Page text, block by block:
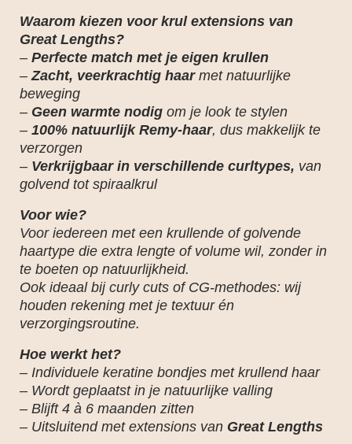
Waarom kiezen voor krul extensions van
Great Lengths?
– Perfecte match met je eigen krullen
–Zacht, veerkrachtig haarmet natuurlijke
beweging
– Geen warmte nodig om je look te stylen
– 100% natuurlijk Remy-haar, dus makkelijk te
verzorgen
– Verkrijgbaar in verschillende curltypes, van
golvend tot spiraalkrul
Voor wie?
Voor iedereen met een krullende of golvende
haartype die extra lengte of volume wil, zonder in
te boeten op natuurlijkheid.
Ook ideaal bij curly cuts of CG-methodes: wij
houden rekening met je textuur én
verzorgingsroutine.
Hoe werkt het?
– Individuele keratine bondjes met krullend haar
– Wordt geplaatst in je natuurlijke valling
– Blijft 4 à 6 maanden zitten
– Uitsluitend met extensions van Great Lengths